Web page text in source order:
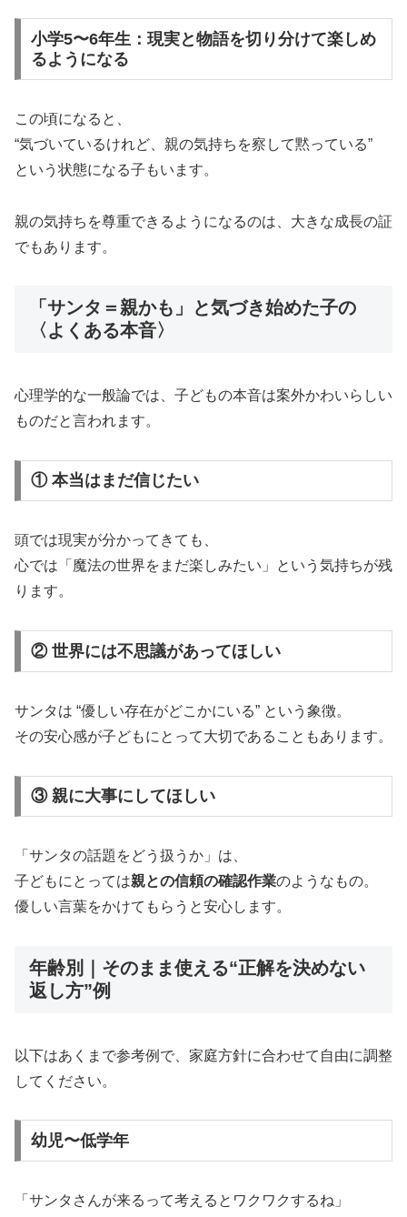
小学5〜6年生：現実と物語を切り分けて楽しめ
るようになる
この頃になると、
“気づいているけれど、親の気持ちを察して黙っている”
という状態になる子もいます。
親の気持ちを尊重できるようになるのは、大きな成長の証
でもあります。
「サンタ＝親かも」と気づき始めた子の
〈よくある本音〉
心理学的な一般論では、子どもの本音は案外かわいらしい
ものだと言われます。
① 本当はまだ信じたい
頭では現実が分かってきても、
心では「魔法の世界をまだ楽しみたい」という気持ちが残
ります。
② 世界には不思議があってほしい
サンタは “優しい存在がどこかにいる” という象徴。
その安心感が子どもにとって大切であることもあります。
③ 親に大事にしてほしい
「サンタの話題をどう扱うか」は、
子どもにとっては親との信頼の確認作業のようなもの。
優しい言葉をかけてもらうと安心します。
年齢別｜そのまま使える“正解を決めない
返し方”例
以下はあくまで参考例で、家庭方針に合わせて自由に調整
してください。
幼児〜低学年
「サンタさんが来るって考えるとワクワクするね」